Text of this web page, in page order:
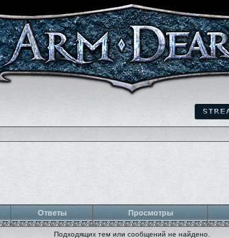
Ответы Просмотры
Подходящих тем или сообщений не найдено.